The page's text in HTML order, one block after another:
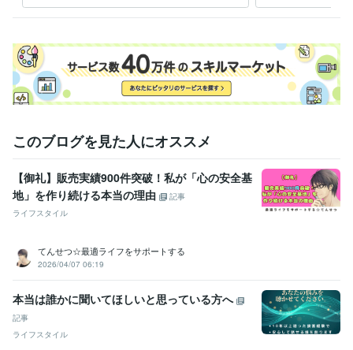
あなたとの出会い、楽しみにしています♪
医療・介護 / MR 経験年数 : 16年
ライフスタイル・その他 / 講師・インストラクター 経験年数 : 27年
ライフスタイル・その他 / カウンセラー・コーチ 経験年数 : 15年
職歴
B社 1999年4月 ~ 2004年3月
A社 2004年4月 ~ 2014年5月
受賞歴
ココナラレギュラーランク ココナラシルバーランク
ココナラゴール
ドランク ココナラプラチナランク
販売実績総数が500件を超えまし
のおすすめ順で1位となりました
歯科技工士 取得年 : 1993年
ビジネス・クリエイティブツール
に。
ない
このブログを見た人にオススメ
【御礼】販売実績900件突破！私が「心の安全基
地」を作り続ける本当の理由
記事
ライフスタイル
てんせつ☆最適ライフをサポートする
2026/04/07 06:19
本当は誰かに聞いてほしいと思っている方へ
記事
ライフスタイル